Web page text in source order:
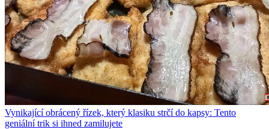
Vynikající obrácený řízek, který klasiku strčí do kapsy: Tento
geniální trik si ihned zamilujete